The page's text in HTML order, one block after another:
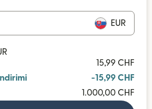
EUR
15,99 CHF
-15,99 CHF
1.000,00 CHF